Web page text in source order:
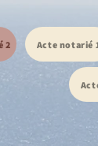
2 Acte notarié